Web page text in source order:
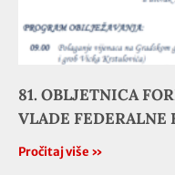
81. OBLJETNICA
VLADE FEDERALNE
Pročitaj više »